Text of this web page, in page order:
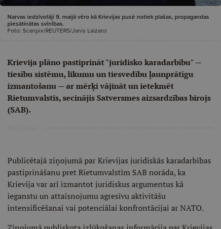
Narvas iedzīvotāji 9. maijā vēro kā Krievijas pusē notiek plašas, propagandas
piesātinātas svinības.
Foto: Scanpix/REUTERS/Janis Laizans
Krievija plāno pastiprināt "juridisko karadarbību" —
tiesību sistēmu, likumu un tiesvedību ļaunprātīgu
izmantošanu — ar mērķi vājināt un ietekmēt
Rietumvalstis, secinājis Satversmes aizsardzības birojs
(SAB).
Publicētajā ziņojumā par Krievijas juridiskās karadarbības
pastiprināšanu pret Rietumvalstīm SAB norāda, ka
Krievija var arī izmantot juridiskus argumentus kā
ieganstu un attaisnojumu agresīvu aktivitāšu
intensificēšanai vai potenciālai konfrontācijai ar NATO.